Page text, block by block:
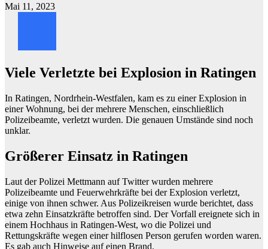
Mai 11, 2023
Viele Verletzte bei Explosion in Ratingen
In Ratingen, Nordrhein-Westfalen, kam es zu einer Explosion in
einer Wohnung, bei der mehrere Menschen, einschließlich
Polizeibeamte, verletzt wurden. Die genauen Umstände sind noch
unklar.
Größerer Einsatz in Ratingen
Laut der Polizei Mettmann auf Twitter wurden mehrere
Polizeibeamte und Feuerwehrkräfte bei der Explosion verletzt,
einige von ihnen schwer. Aus Polizeikreisen wurde berichtet, dass
etwa zehn Einsatzkräfte betroffen sind. Der Vorfall ereignete sich in
einem Hochhaus in Ratingen-West, wo die Polizei und
Rettungskräfte wegen einer hilflosen Person gerufen worden waren.
Es gab auch Hinweise auf einen Brand.